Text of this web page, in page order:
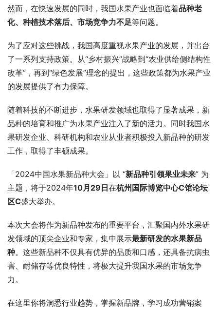
然而，在快速发展的同时，我国水果产业也面临着品种老
化、种植技术落后、市场竞争力不足等问题。
为了应对这些挑战，我国高度重视水果产业的发展，并出台
了一系列支持政策。从“乡村振兴”战略到“农业供给侧结构性
改革”，再到“绿色发展”理念的提出，这些政策都为水果产业
的发展提供了有力保障。
随着科技的不断进步，水果研发领域也取得了显著成果，新
品种的培育和推广为水果产业注入了新的活力。同时我国水
果研发企业、科研机构和农业从业者积极投入新品种的研发
工作，取得了丰硕成果。
「2024中国水果新品种大会」以 “新品种引领果业未来” 为
主题，将于2024年10月29日在杭州国际博览中心C馆论坛
区C盛大举办。
本次大会将作为新品种发布的重要平台，汇聚国内外水果研
发领域的顶尖企业和专家，集中展示最新研发的水果新品
种。这些新品种不仅具有优异的品质和口感，还具备抗病虫
害、耐储存等优良特性，将极大提升我国水果的市场竞争
力。
在这里你将洞悉行业趋势，掌握新品牌，学习成功营销案